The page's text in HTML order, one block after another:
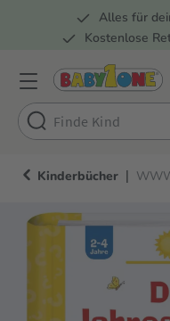
Zur Alles für
Kostenlose
Kinderbücher |